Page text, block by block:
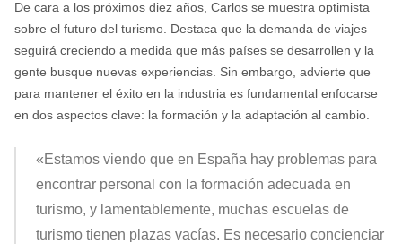
De cara a los próximos diez años, Carlos se muestra optimista
sobre el futuro del turismo. Destaca que la demanda de viajes
seguirá creciendo a medida que más países se desarrollen y la
gente busque nuevas experiencias. Sin embargo, advierte que
para mantener el éxito en la industria es fundamental enfocarse
en dos aspectos clave: la formación y la adaptación al cambio.
«Estamos viendo que en España hay problemas para
encontrar personal con la formación adecuada en
turismo, y lamentablemente, muchas escuelas de
turismo tienen plazas vacías. Es necesario concienciar